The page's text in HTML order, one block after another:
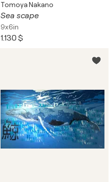
Tomoya Nakano
Sea scape
9x6in
1.130 $